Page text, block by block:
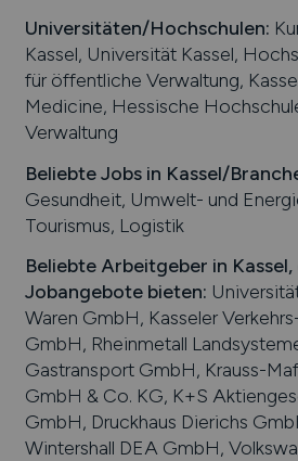
Universitäten/Hochschulen:
Kassel, Universität Kassel,
für öffentliche Verwaltung,
Medicine, Hessische
Verwaltung
Beliebte Jobs in Kassel/
Gesundheit, Umwelt- und
Tourismus, Logistik
Beliebte Arbeitgeber in Kassel
Jobangebote bieten:
Waren GmbH, Kasseler
GmbH, Rheinmetall
Gastransport GmbH, Krauss-
GmbH & Co. KG, K+S
GmbH, Druckhaus Dierichs
Wintershall DEA GmbH,